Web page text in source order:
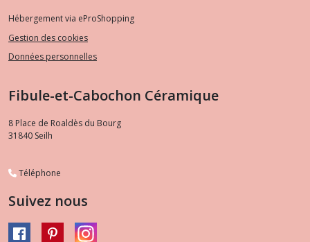
Hébergement via eProShopping
Gestion des cookies
Données personnelles
Fibule-et-Cabochon Céramique
8 Place de Roaldès du Bourg
31840 Seilh
Téléphone
Suivez nous